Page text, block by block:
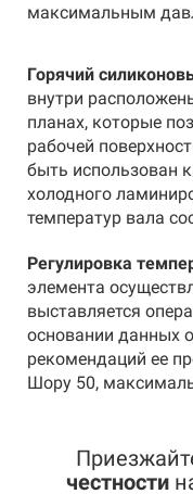
максимальным
Горячий
внутри
планах, которые
рабочей
быть использован
холодного
температур вала
Регулировка
элемента
выставляется
основании данных
рекомендаций ее
Шору 50, м
честности